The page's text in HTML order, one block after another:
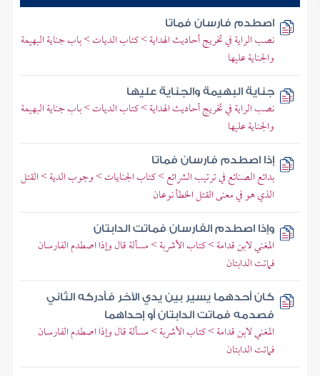
اصطدم فارسان فماتا
نصب الراية في تخريج أحاديث الهداية > كتاب الديات > باب جناية البهيمة
والجناية عليها
جناية البهيمة والجناية عليها
نصب الراية في تخريج أحاديث الهداية > كتاب الديات > باب جناية البهيمة
والجناية عليها
إذا اصطدم فارسان فماتا
بدائع الصنائع في ترتيب الشرائع > كتاب الجنايات > وجوب الدية > القتل
الذي هو في معنى القتل الخطأ نوعان
وإذا اصطدم الفارسان فماتت الدابتان
المغني لابن قدامة > كتاب الأشربة > مسألة قال وإذا اصطدم الفارسان
فماتت الدابتان
كان أحدهما يسير بين يدي الآخر فأدركه الثاني
فصدمه فماتت الدابتان أو إحداهما
المغني لابن قدامة > كتاب الأشربة > مسألة قال وإذا اصطدم الفارسان
فماتت الدابتان